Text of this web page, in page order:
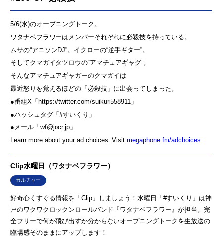
5/6(水)のオープニングトーク。
ワタナベフラワーはメンバーそれぞれに必殺技を持っている。
ムサの“アニソンDJ”。イクローの“逆手ギター”。
そしてクマガイタツロウの“アマチュアギャグ”。
そんなアマチュアギャガーのクマガイは
最近怒りを覚えるほどの「必殺技」に出会ってしまった。
●番組X「https://twitter.com/suikuri558911」
●ハッシュタグ「#すいくり」
●メール「wf@jocr.jp」
Learn more about your ad choices. Visit megaphone.fm/adchoices
Clip水曜日（ワタナベフラワー）
カルチャー
好奇心くすぐる情報を「Clip」しましょう！水曜日「#すいくり」は神
戸のワクワクロックンロールバンド『ワタナベフラワー』が担当。完
全フリーで何が飛び出すか分からないオープニングトークを生放送の
臨場感そのままにアップします！